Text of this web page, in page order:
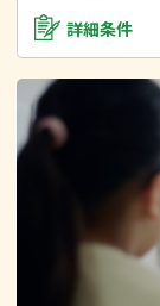
詳細条件